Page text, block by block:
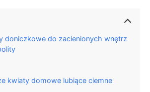
doniczkowe do zacienionych wnętrz
kwiaty domowe lubiące ciemne